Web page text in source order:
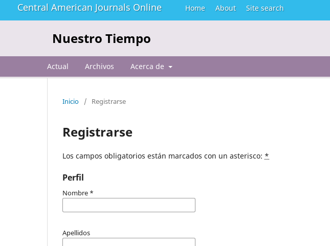
Central American Journals Online Home About Site search
Nuestro Tiempo
Actual Archivos Acerca de
Inicio / Registrarse
Registrarse
Los campos obligatorios están marcados con un asterisco: *
Perfil
Nombre *
Apellidos